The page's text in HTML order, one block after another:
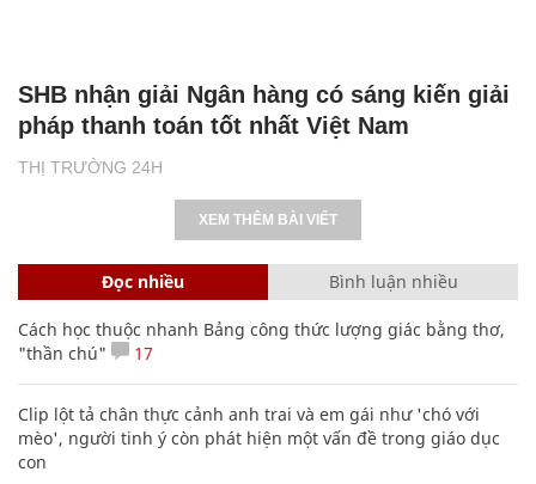
THỊ TRƯỜNG 24H
SHB nhận giải Ngân hàng có sáng kiến giải
pháp thanh toán tốt nhất Việt Nam
XEM THÊM BÀI VIẾT
Đọc nhiều Bình luận nhiều
Cách học thuộc nhanh Bảng công thức lượng giác bằng thơ,
"thần chú"
17
Clip lột tả chân thực cảnh anh trai và em gái như 'chó với
mèo', người tinh ý còn phát hiện một vấn đề trong giáo dục
con